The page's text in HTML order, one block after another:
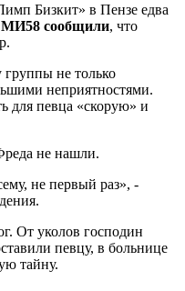
Бизкит» в Пензе едва
сообщили, что
группы не только
неприятностями.
для певца «скорую» и
не нашли.
не первый раз», -
От уколов господин
певцу, в больнице
тайну.